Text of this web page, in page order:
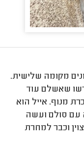
מקומה שלישית.
שאשלם עוד
מנוף. אייל הוא
עם סולם ועשה
וכבר למחרת